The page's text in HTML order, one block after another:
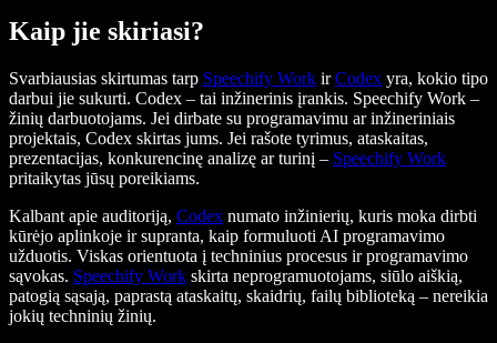
Kaip jie skiriasi?
Svarbiausias skirtumas tarp Speechify Work irCodex yra, kokio tipo
darbui jie sukurti. Codex – tai inžinerinis įrankis. Speechify Work –
žinių darbuotojams. Jei dirbate su programavimu ar inžineriniais
projektais, Codex skirtas jums. Jei rašote tyrimus, ataskaitas,
prezentacijas, konkurencinę analizę ar turinį – Speechify Work
pritaikytas jūsų poreikiams.
Kalbant apie auditoriją, Codex numato inžinierių, kuris moka dirbti
kūrėjo aplinkoje ir supranta, kaip formuluoti AI programavimo
užduotis. Viskas orientuota į techninius procesus ir programavimo
sąvokas. Speechify Work skirta neprogramuotojams, siūlo aiškią,
patogią sąsają, paprastą ataskaitų, skaidrių, failų biblioteką – nereikia
jokių techninių žinių.